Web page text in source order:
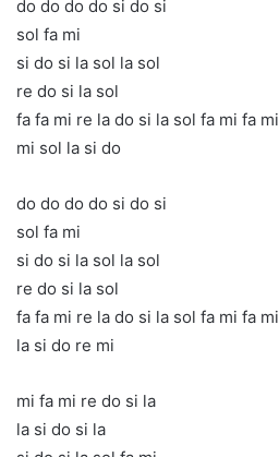
do do do do si do si
sol fa mi
si do si la sol la sol
re do si la sol
fa fa mi re la do si la sol fa mi fa mi
mi sol la si do
do do do do si do si
sol fa mi
si do si la sol la sol
re do si la sol
fa fa mi re la do si la sol fa mi fa mi
la si do re mi
mi fa mi re do si la
la si do si la